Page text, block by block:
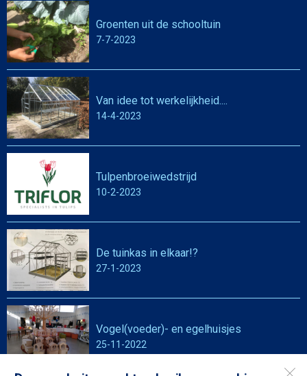
Groenten uit de schooltuin
7-7-2023
Van idee tot werkelijkheid....
14-4-2023
Tulpenbroeiwedstrijd
10-2-2023
De tuinkas in elkaar!?
27-1-2023
Vogel(voeder)- en egelhuisjes
25-11-2022